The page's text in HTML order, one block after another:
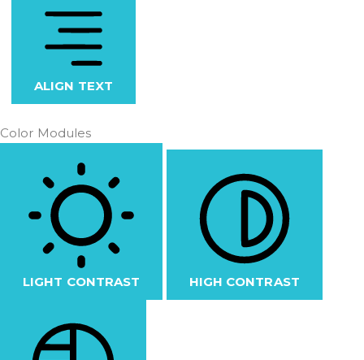
ALIGN TEXT
Color Modules
LIGHT CONTRAST HIGH CONTRAST